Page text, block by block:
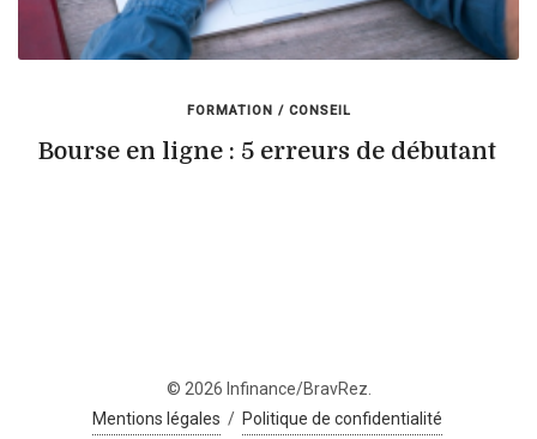
FORMATION / CONSEIL
Bourse en ligne : 5 erreurs de débutant
© 2026 Infinance/BravRez.
Mentions légales / Politique de confidentialité